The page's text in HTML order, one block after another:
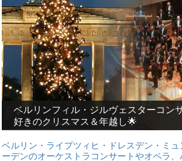
ベルリンフィル・ジルヴェスターコン
好きのクリスマス＆年越し🌟
ベルリン・ライプツィヒ・ドレスデン・ミ
ーデンのオーケストラコンサートやオペラ